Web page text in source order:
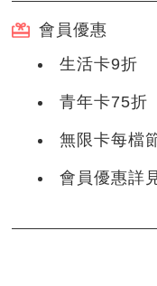
會員優惠
生活卡9折
青年卡75折
無限卡每檔
會員優惠詳